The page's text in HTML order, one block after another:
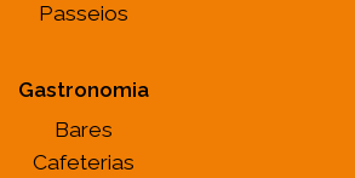
Passeios
Gastronomia
Bares
Cafeterias